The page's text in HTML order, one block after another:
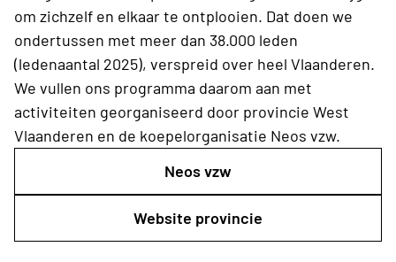
om zichzelf en elkaar te ontplooien. Dat doen we
ondertussen met meer dan 38.000 leden
(ledenaantal 2025), verspreid over heel Vlaanderen.
We vullen ons programma daarom aan met
activiteiten georganiseerd door provincie West
Vlaanderen en de koepelorganisatie Neos vzw.
Neos vzw
Website provincie